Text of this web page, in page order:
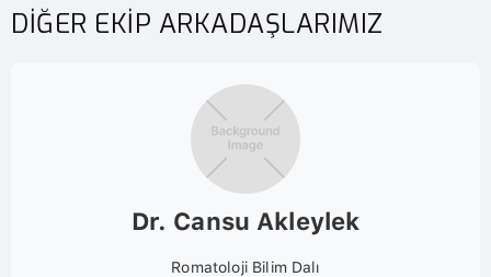
DİĞER EKİP ARKADAŞLARIMIZ
Dr. Cansu Akleylek
Romatoloji Bilim Dalı